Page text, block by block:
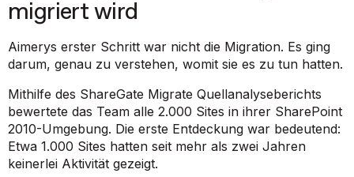
migriert wird
Aimerys erster Schritt war nicht die Migration. Es ging
darum, genau zu verstehen, womit sie es zu tun hatten.
Mithilfe des ShareGate Migrate Quellanalyseberichts
bewertete das Team alle 2.000 Sites in ihrer SharePoint
2010-Umgebung. Die erste Entdeckung war bedeutend:
Etwa 1.000 Sites hatten seit mehr als zwei Jahren
keinerlei Aktivität gezeigt.